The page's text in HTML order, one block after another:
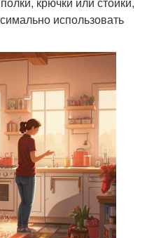
использовать